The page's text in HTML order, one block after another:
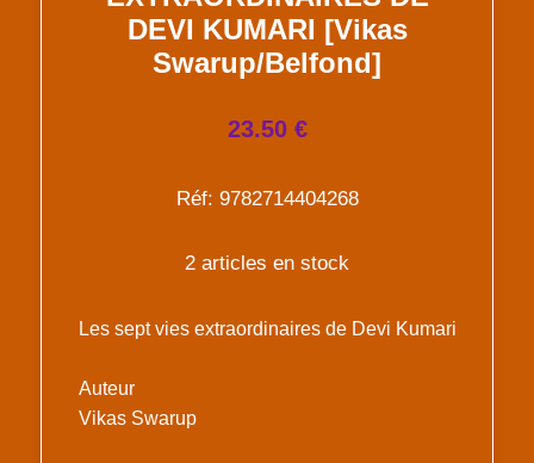
DEVI KUMARI [Vikas
Swarup/Belfond]
23.50 €
Réf: 9782714404268
2 articles en stock
Les sept vies extraordinaires de Devi Kumari
Auteur
Vikas Swarup